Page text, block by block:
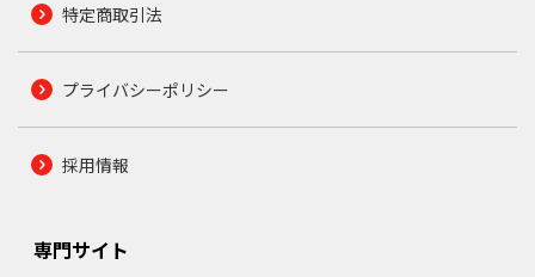
特定商取引法
プライバシーポリシー
採用情報
専門サイト